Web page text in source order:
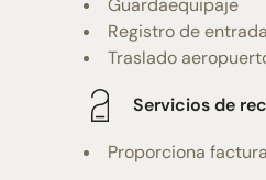
Guardaequipaje
Registro de
Traslado
Servicios de
Proporciona factura